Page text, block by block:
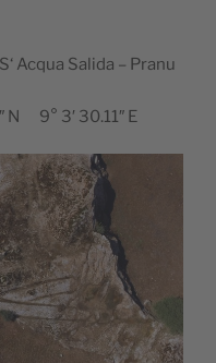
Acqua Salida – Pranu
N 9° 3′ 30.11″ E